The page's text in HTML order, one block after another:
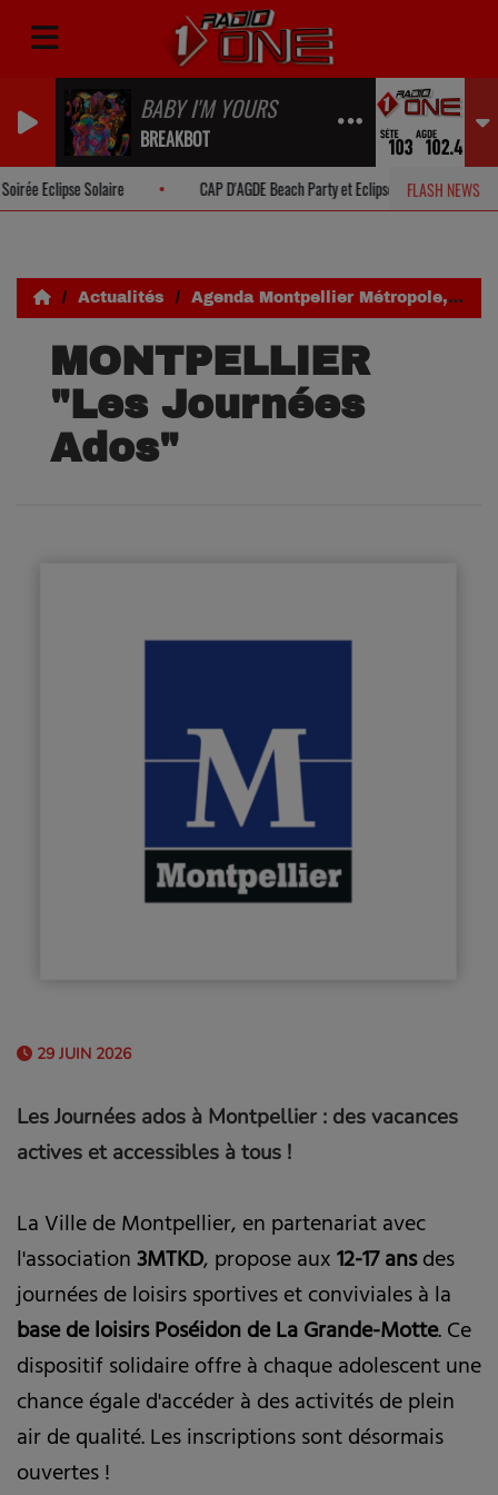
BABY I'M YOURS
BREAKBOT
FLASH NEWS
Eclipse Solaire CAP D'AGDE Beach Party et Eclipse Solaire
Actualités Agenda Montpellier Métropole, Pays de l'Or, Lunel
MONTPELLIER
"Les Journées
Ados"
29 JUIN 2026
Les Journées ados à Montpellier : des vacances
actives et accessibles à tous !
La Ville de Montpellier, en partenariat avec
l'association3MTKD, propose aux12-17 ansdes
journées de loisirs sportives et conviviales à la
base de loisirs Poséidon de La Grande-Motte. Ce
dispositif solidaire offre à chaque adolescent une
chance égale d'accéder à des activités de plein
air de qualité. Les inscriptions sont désormais
ouvertes !